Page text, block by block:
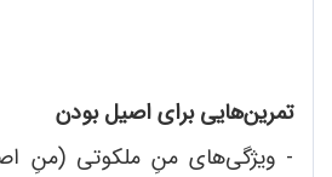
تمرین‌هایی برای اصیل بودن
- ویژگی‌های منِ ملکوتی (منِ